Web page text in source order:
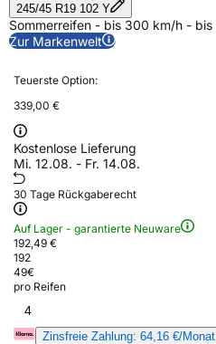
245/45 R19 102 Y
Sommerreifen - bis 300 km/h -
Zur Markenwelt
Teuerste Option:
339,00 €
Kostenlose Lieferung
Mi. 12.08. - Fr. 14.08.
30 Tage Rückgaberecht
Auf Lager - garantierte Neuware
192,49 €
192
49€
pro Reifen
4
Zinsfreie Zahlung: 64,16 €/